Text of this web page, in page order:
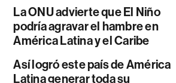
La ONU advierte que El Niño
podría agravar el hambre en
América Latina y el Caribe
Así logró este país de América
Latina generar toda su